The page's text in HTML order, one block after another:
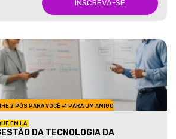
INSCREVA-SE
2 PÓS PARA VOCÊ +1 PARA UM AMIGO
EM I.A.
DA TECNOLOGIA DA